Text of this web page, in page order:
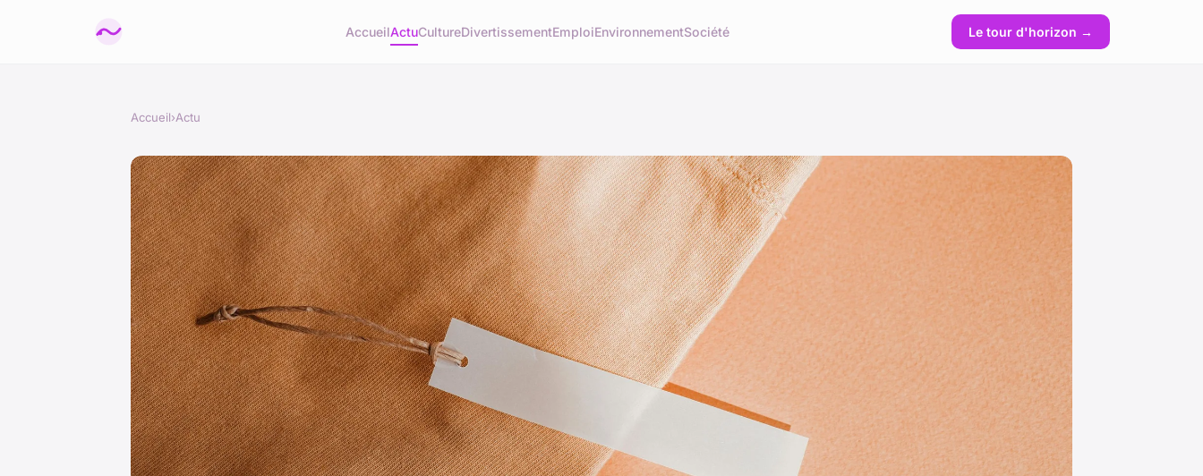
AccueilActuCultureDivertissementEmploiEnvironnementSociété Le tour d'horizon →
Accueil›Actu